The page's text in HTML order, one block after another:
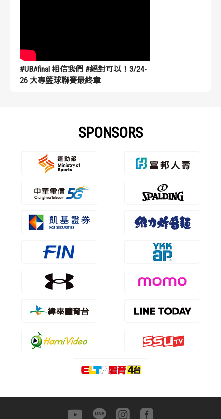
#UBAfinal 相信我們 #絕對可以！3/24-
26 大專籃球聯賽最終章
SPONSORS